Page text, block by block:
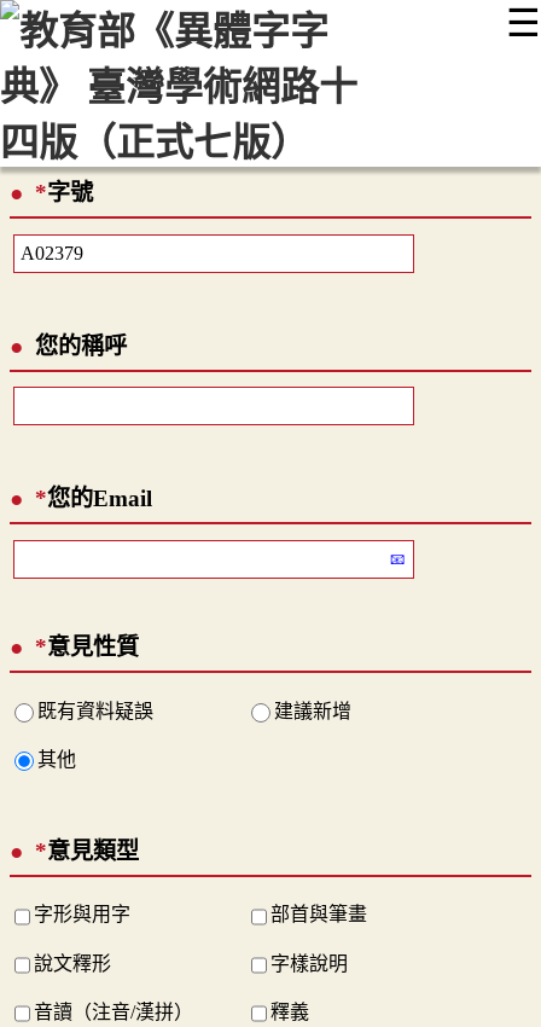
☰
::: 最新消息 常見問題 編輯說明
顯示模式
網站導覽
*字號
您的稱呼
*您的Email
*意見性質
既有資料疑誤 建議新增
其他
*意見類型
字形與用字 部首與筆畫
說文釋形 字樣說明
音讀（注音/漢拼） 釋義